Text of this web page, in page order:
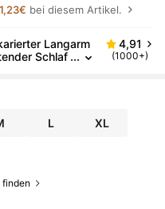
1,23€ bei diesem Artikel.
Langarm
Schlaf
4,91
(1000+)
L XL
finden